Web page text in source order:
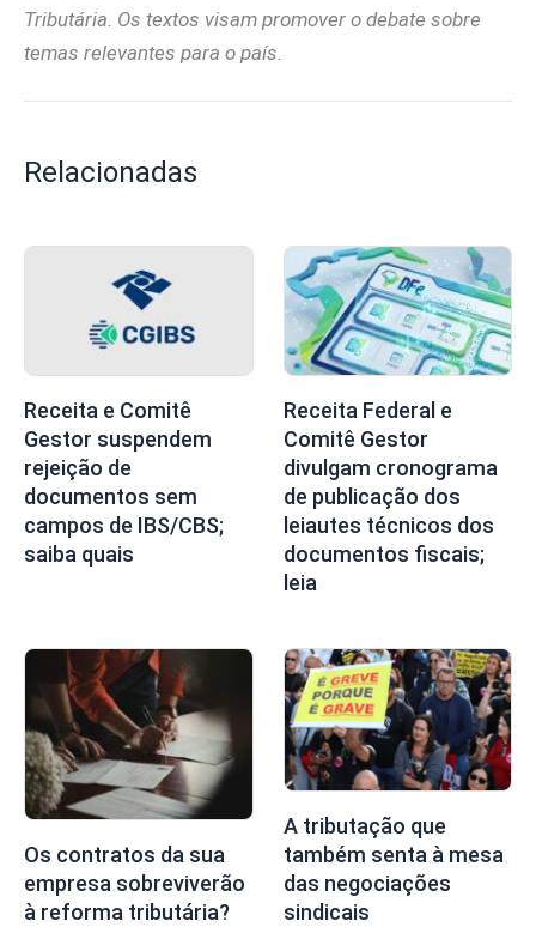
Tributária. Os textos visam promover o debate sobre
temas relevantes para o país.
Relacionadas
Receita e Comitê
Gestor suspendem
rejeição de
documentos sem
campos de IBS/CBS;
saiba quais
Receita Federal e
Comitê Gestor
divulgam cronograma
de publicação dos
leiautes técnicos dos
documentos fiscais;
leia
Os contratos da sua
empresa sobreviverão
à reforma tributária?
A tributação que
também senta à mesa
das negociações
sindicais